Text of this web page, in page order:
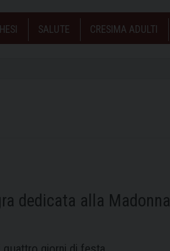
SALUTE CRESIMA ADULTI
dedicata alla Madonna